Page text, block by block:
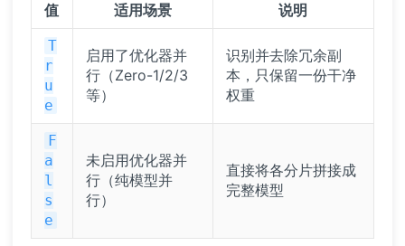
值 适用场景 说明
T
r
u
e
启用了优化器并
行（Zero-1/2/3
等）
识别并去除冗余副
本，只保留一份干净
权重
F
a
l
s
e
未启用优化器并
行（纯模型并
行）
直接将各分片拼接成
完整模型